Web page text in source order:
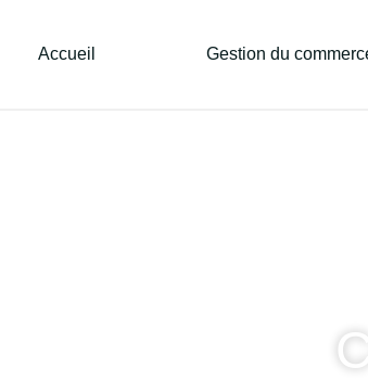
Accueil Gestion du